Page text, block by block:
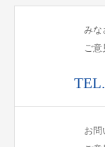
みな
ご意
TEL.
お問